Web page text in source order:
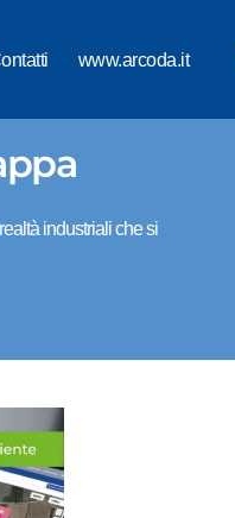
www.arcoda.it
industriali che si